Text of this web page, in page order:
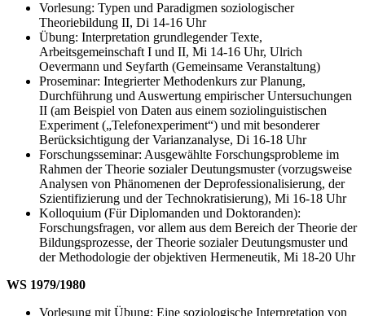
Vorlesung: Typen und Paradigmen soziologischer
Theoriebildung II, Di 14-16 Uhr
Übung: Interpretation grundlegender Texte,
Arbeitsgemeinschaft I und II, Mi 14-16 Uhr, Ulrich
Oevermann und Seyfarth (Gemeinsame Veranstaltung)
Proseminar: Integrierter Methodenkurs zur Planung,
Durchführung und Auswertung empirischer Untersuchungen
II (am Beispiel von Daten aus einem soziolinguistischen
Experiment („Telefonexperiment“) und mit besonderer
Berücksichtigung der Varianzanalyse, Di 16-18 Uhr
Forschungsseminar: Ausgewählte Forschungsprobleme im
Rahmen der Theorie sozialer Deutungsmuster (vorzugsweise
Analysen von Phänomenen der Deprofessionalisierung, der
Szientifizierung und der Technokratisierung), Mi 16-18 Uhr
Kolloquium (Für Diplomanden und Doktoranden):
Forschungsfragen, vor allem aus dem Bereich der Theorie der
Bildungsprozesse, der Theorie sozialer Deutungsmuster und
der Methodologie der objektiven Hermeneutik, Mi 18-20 Uhr
WS 1979/1980
Vorlesung mit Übung: Eine soziologische Interpretation von